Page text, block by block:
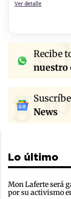
Ver detalle
Recibe
nuestro
News
Lo último
Mon Laferte será
por su activismo